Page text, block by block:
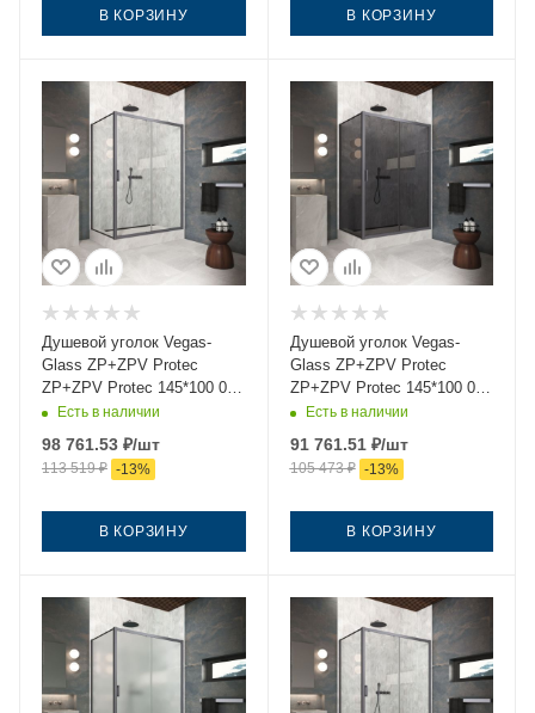
В КОРЗИНУ В КОРЗИНУ
Душевой уголок Vegas-
Glass ZP+ZPV Protec
ZP+ZPV Protec 145*100 06
crystalvision 145х100
профиль вороненая сталь
без поддона
Есть в наличии
98 761.53 ₽/шт
113 519₽ -13%
В КОРЗИНУ
Душевой уголок Vegas-
Glass ZP+ZPV Protec
ZP+ZPV Protec 145*100 06
07 145х100 стекло
вороненая сталь без
поддона
Есть в наличии
91 761.51₽/шт
105 473₽ -13%
В КОРЗИНУ